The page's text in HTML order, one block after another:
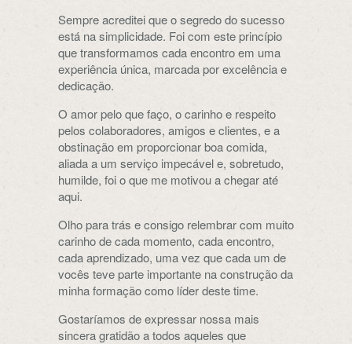
Sempre acreditei que o segredo do sucesso
está na simplicidade. Foi com este princípio
que transformamos cada encontro em uma
experiência única, marcada por excelência e
dedicação.
O amor pelo que faço, o carinho e respeito
pelos colaboradores, amigos e clientes, e a
obstinação em proporcionar boa comida,
aliada a um serviço impecável e, sobretudo,
humilde, foi o que me motivou a chegar até
aqui.
Olho para trás e consigo relembrar com muito
carinho de cada momento, cada encontro,
cada aprendizado, uma vez que cada um de
vocês teve parte importante na construção da
minha formação como líder deste time.
Gostaríamos de expressar nossa mais
sincera gratidão a todos aqueles que